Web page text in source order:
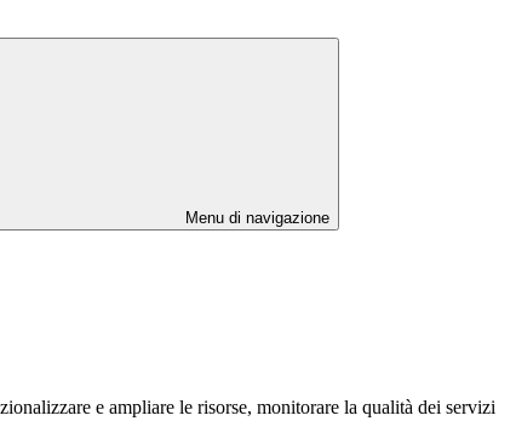
Menu di navigazione
e ampliare le risorse, monitorare la qualità dei servizi